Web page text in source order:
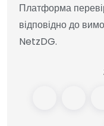
Платформа
відповідно до
NetzDG.